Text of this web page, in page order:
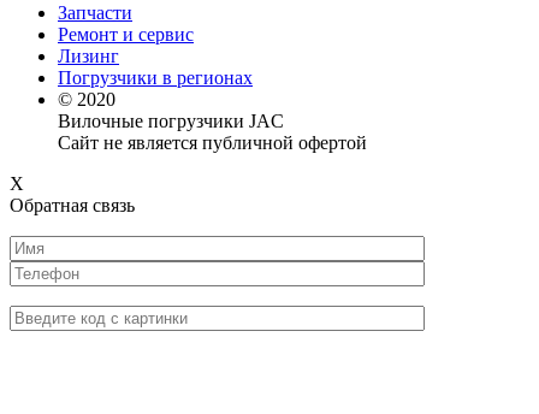
Запчасти
Ремонт и сервис
Лизинг
Погрузчики в регионах
© 2020
Вилочные погрузчики JAC
Сайт не является публичной офертой
X
Обратная связь